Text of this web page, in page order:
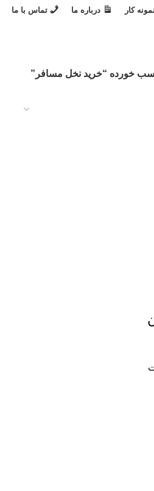
نمونه کار درباره ما تماس با ما
خورده “خرید نخل مسافر”